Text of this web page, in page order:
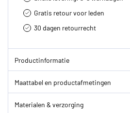
Gratis retour voor leden
30 dagen retourrecht­
Productinformatie
Maattabel en productafmetingen
Materialen & verzorging